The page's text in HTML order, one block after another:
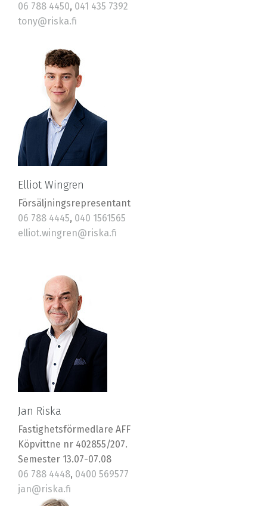
06 788 4450, 041 435 7392
tony@riska.fi
Elliot Wingren
Försäljningsrepresentant
06 788 4445, 040 1561565
elliot.wingren@riska.fi
Jan Riska
Fastighetsförmedlare AFF
Köpvittne nr 402855/207.
Semester 13.07-07.08
06 788 4448, 0400 569577
jan@riska.fi